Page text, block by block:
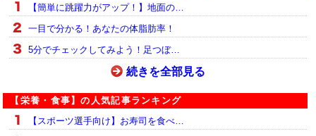
【簡単に跳躍力がアップ！】地面の…
一目で分かる！あなたの体脂肪率！
5分でチェックしてみよう！足つぼ…
続きを全部見る
【栄養・食事】の人気記事ランキング
【スポーツ選手向け】お寿司を食べ…